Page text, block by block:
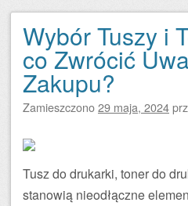
Wybór Tuszy i
co Zwrócić
Zakupu?
Zamieszczono29 maja, 2024
Tusz do drukarki, toner do
stanowią nieodłączne